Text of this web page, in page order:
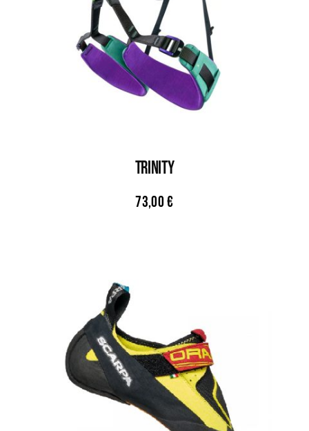
TRINITY
73,00€